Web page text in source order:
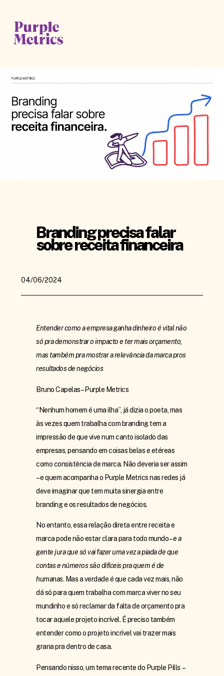
Branding precisa falar
sobre receita financeira
04/06/2024
Entender como a empresa ganha dinheiro é vital não
só pra demonstrar o impacto e ter mais orçamento,
mas também pra mostrar a relevância da marca pros
resultados de negócios
Bruno Capelas – Purple Metrics
“Nenhum homem é uma ilha”, já dizia o poeta, mas
às vezes quem trabalha com branding tem a
impressão de que vive num canto isolado das
empresas, pensando em coisas belas e etéreas
como consistência de marca. Não deveria ser assim
– e quem acompanha o Purple Metrics nas redes já
deve imaginar que tem muita sinergia entre
branding e os resultados de negócios.
No entanto, essa relação direta entre receita e
marca pode não estar clara para todo mundo –e a
gente jura que só vai fazer uma vez a piada de que
contas e números são difíceis pra quem é de
humanas. Mas a verdade é que cada vez mais, não
dá só para quem trabalha com marca viver no seu
mundinho e só reclamar da falta de orçamento pra
tocar aquele projeto incrível. É preciso também
entender como o projeto incrível vai trazer mais
grana pra dentro de casa.
Pensando nisso, um tema recente do Purple Pills –